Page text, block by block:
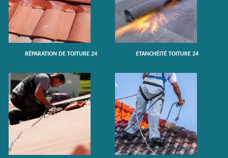
RÉPARATION DE TOITURE 24 ETANCHÉITÉ TOITURE 24